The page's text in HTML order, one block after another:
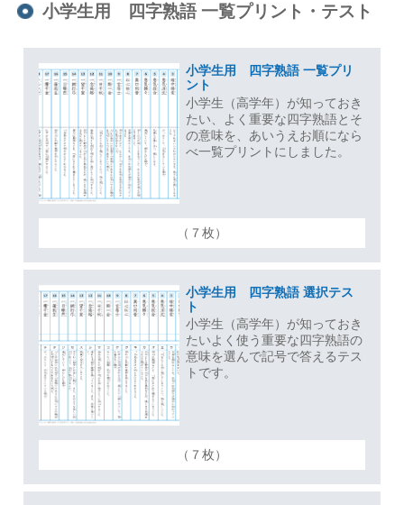
小学生用 四字熟語 一覧プリント・テスト
小学生用 四字熟語 一覧プリ
ント
小学生（高学年）が知っておき
たい、よく重要な四字熟語とそ
の意味を、あいうえお順になら
べ一覧プリントにしました。
（７枚）
小学生用 四字熟語 選択テス
ト
小学生（高学年）が知っておき
たいよく使う重要な四字熟語の
意味を選んで記号で答えるテス
トです。
（７枚）